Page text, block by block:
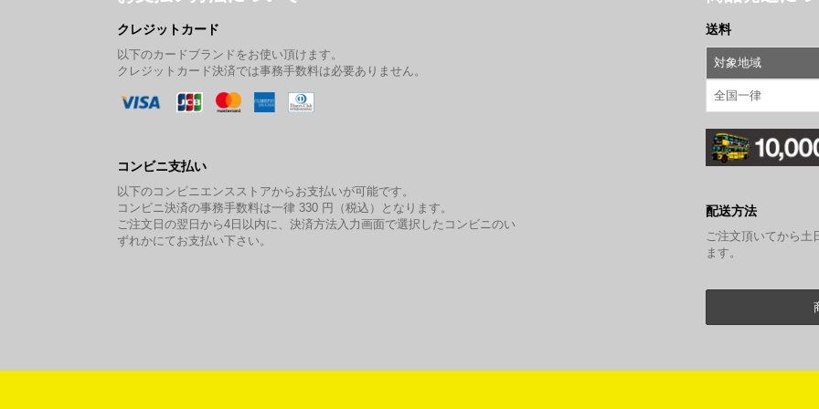
クレジットカード
以下のカードブランドをお使い頂けます。
クレジットカード決済では事務手数料は必要ありません。
コンビニ支払い
以下のコンビニエンスストアからお支払いが可能です。
コンビニ決済の事務手数料は一律 330 円（税込）となります。
ご注文日の翌日から4日以内に、決済方法入力画面で選択したコンビニのい
ずれかにてお支払い下さい。
送料
対象地域
全国一律
配送方法
ご注文頂いてから土
ます。